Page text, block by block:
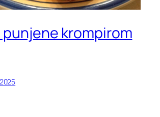
punjene krompirom